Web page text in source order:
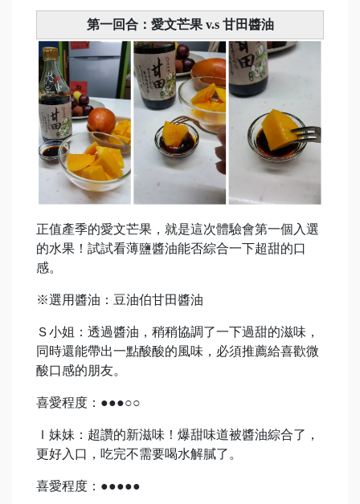
第一回合：愛文芒果 v.s 甘田醬油
正值產季的愛文芒果，就是這次體驗會第一個入選
的水果！試試看薄鹽醬油能否綜合一下超甜的口
感。
※選用醬油：豆油伯甘田醬油
Ｓ小姐：透過醬油，稍稍協調了一下過甜的滋味，
同時還能帶出一點酸酸的風味，必須推薦給喜歡微
酸口感的朋友。
喜愛程度：●●●○○
Ｉ妹妹：超讚的新滋味！爆甜味道被醬油綜合了，
更好入口，吃完不需要喝水解膩了。
喜愛程度：●●●●●